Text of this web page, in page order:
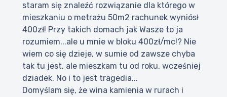
staram się znaleźć rozwiązanie dla którego w
mieszkaniu o metrażu 50m2 rachunek wyniósł
400zł! Przy takich domach jak Wasze to ja
rozumiem...ale u mnie w bloku 400zł/mc!? Nie
wiem co się dzieje, w sumie od zawsze chyba
tak tu jest, ale mieszkam tu od roku, wcześniej
dziadek. No i to jest tragedia...
Domyślam się, że wina kamienia w rurach i